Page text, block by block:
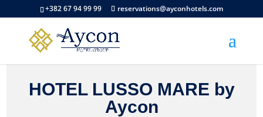
+382 67 94 99 99 reservations@ayconhotels.com
HOTEL LUSSO MARE by
Aycon